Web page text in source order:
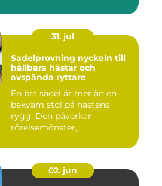
31. jul
Sadelprovning nyckeln till
hållbara hästar och
avspända ryttare
En bra sadel är mer än en
bekväm stol på hästens
rygg. Den påverkar
rörelsemönster,
02. jun